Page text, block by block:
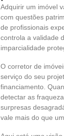
Adquirir um imóvel
com questões
de profissionais
controla a validade
imparcialidade
O corretor de
serviço do seu
financiamento.
detectar as
surpresas
vale mais do que